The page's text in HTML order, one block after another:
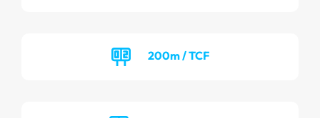
200m / TCF